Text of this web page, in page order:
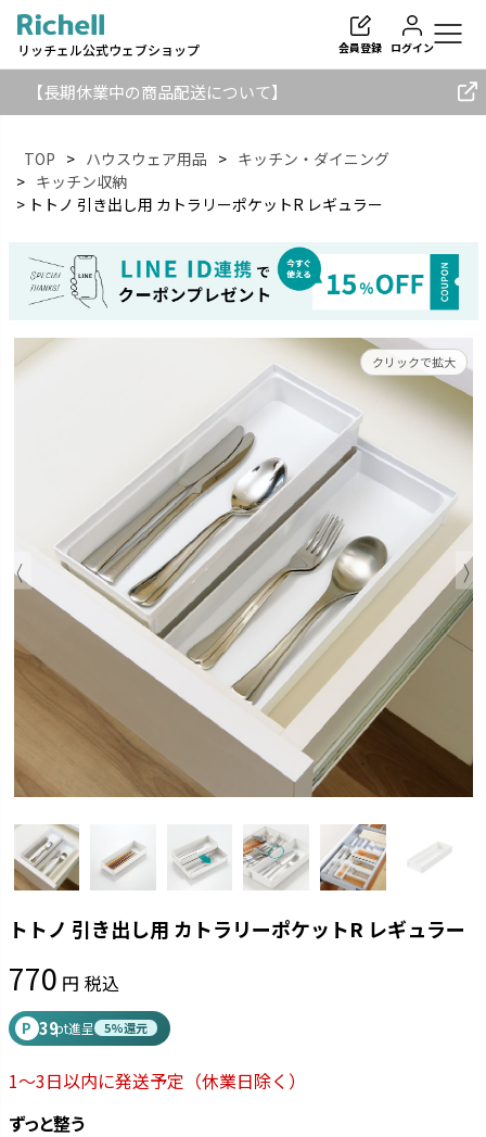
リッチェル公式ウェブショップ 会員登録 ログイン
【長期休業中の商品配送について】
検索
TOP ハウスウェア用品
キッチン・ダイニング
キッチン収納
トトノ 引き出し用 カトラリーポケットR レギュラー
クリックで拡大
トトノ 引き出し用 カトラリーポケットR レギュラー
770 税込
P 39pt進呈 5%還元
1～3日以内に発送予定 （休業日除く）
ずっと整う